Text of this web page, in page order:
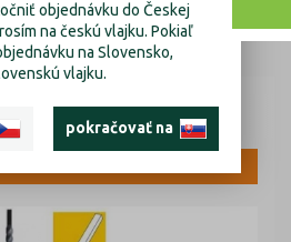
zábradlí,kovaný
12x
objednávku do Českej
na českú vlajku. Pokiaľ
na Slovensko,
vlajku.
pokračovať na